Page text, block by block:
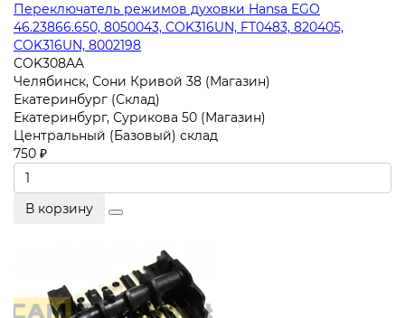
Переключатель режимов духовки Hansa EGO
46.23866.650, 8050043, COK316UN, FT0483, 820405,
COK316UN, 8002198
COK308AA
Челябинск, Сони Кривой 38 (Магазин)
Екатеринбург (Склад)
Екатеринбург, Сурикова 50 (Магазин)
Центральный (Базовый) склад
750 ₽
В корзину